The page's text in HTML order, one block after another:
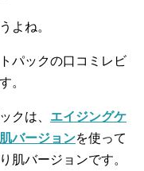
よね。
パックの口コミレビ
。
クは、 エイジングケ
バージョンを使って
肌バージョンです。